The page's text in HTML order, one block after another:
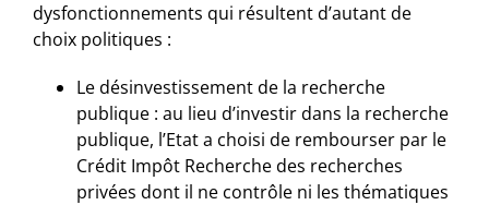
dysfonctionnements qui résultent d’autant de
choix politiques :
Le désinvestissement de la recherche
publique : au lieu d’investir dans la recherche
publique, l’Etat a choisi de rembourser par le
Crédit Impôt Recherche des recherches
privées dont il ne contrôle ni les thématiques